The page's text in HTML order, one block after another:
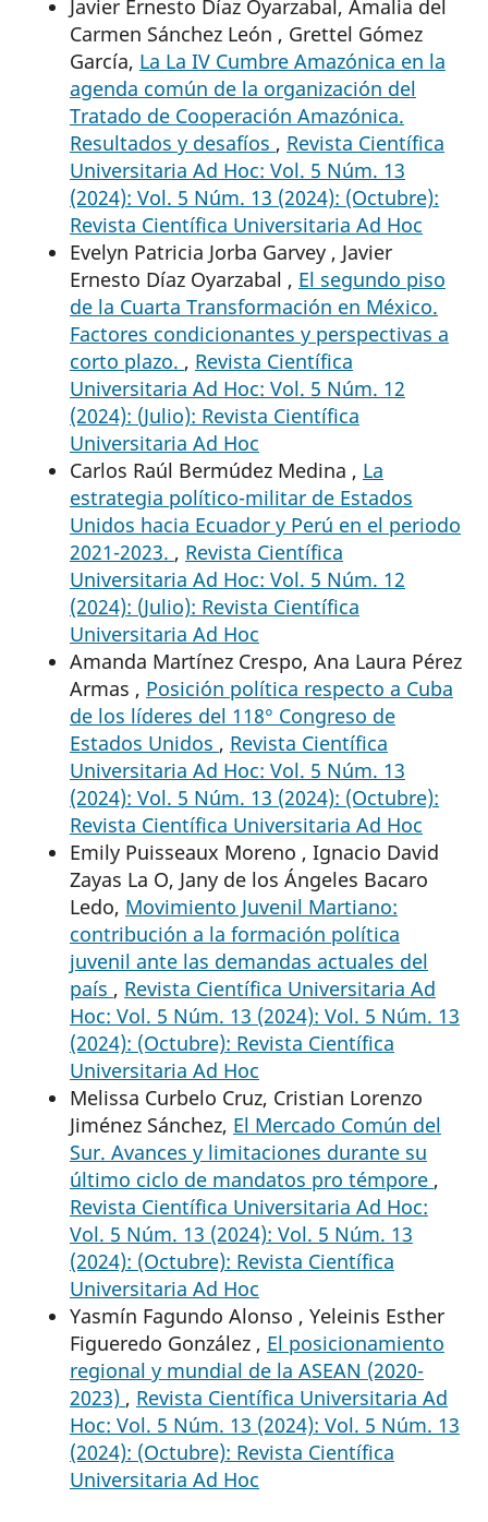
Javier Ernesto Díaz Oyarzabal, Amalia del
Carmen Sánchez León , Grettel Gómez
García, La La IV Cumbre Amazónica en la
agenda común de la organización del
Tratado de Cooperación Amazónica.
Resultados y desafíos , Revista Científica
Universitaria Ad Hoc: Vol. 5 Núm. 13
(2024): Vol. 5 Núm. 13 (2024): (Octubre):
Revista Científica Universitaria Ad Hoc
Evelyn Patricia Jorba Garvey , Javier
Ernesto Díaz Oyarzabal , El segundo piso
de la Cuarta Transformación en México.
Factores condicionantes y perspectivas a
corto plazo. , Revista Científica
Universitaria Ad Hoc: Vol. 5 Núm. 12
(2024): (Julio): Revista Científica
Universitaria Ad Hoc
Carlos Raúl Bermúdez Medina , La
estrategia político-militar de Estados
Unidos hacia Ecuador y Perú en el periodo
2021-2023. , Revista Científica
Universitaria Ad Hoc: Vol. 5 Núm. 12
(2024): (Julio): Revista Científica
Universitaria Ad Hoc
Amanda Martínez Crespo, Ana Laura Pérez
Armas , Posición política respecto a Cuba
de los líderes del 118° Congreso de
Estados Unidos , Revista Científica
Universitaria Ad Hoc: Vol. 5 Núm. 13
(2024): Vol. 5 Núm. 13 (2024): (Octubre):
Revista Científica Universitaria Ad Hoc
Emily Puisseaux Moreno , Ignacio David
Zayas La O, Jany de los Ángeles Bacaro
Ledo, Movimiento Juvenil Martiano:
contribución a la formación política
juvenil ante las demandas actuales del
país , Revista Científica Universitaria Ad
Hoc: Vol. 5 Núm. 13 (2024): Vol. 5 Núm. 13
(2024): (Octubre): Revista Científica
Universitaria Ad Hoc
Melissa Curbelo Cruz, Cristian Lorenzo
Jiménez Sánchez, El Mercado Común del
Sur. Avances y limitaciones durante su
último ciclo de mandatos pro témpore ,
Revista Científica Universitaria Ad Hoc:
Vol. 5 Núm. 13 (2024): Vol. 5 Núm. 13
(2024): (Octubre): Revista Científica
Universitaria Ad Hoc
Yasmín Fagundo Alonso , Yeleinis Esther
Figueredo González , El posicionamiento
regional y mundial de la ASEAN (2020-
2023) , Revista Científica Universitaria Ad
Hoc: Vol. 5 Núm. 13 (2024): Vol. 5 Núm. 13
(2024): (Octubre): Revista Científica
Universitaria Ad Hoc